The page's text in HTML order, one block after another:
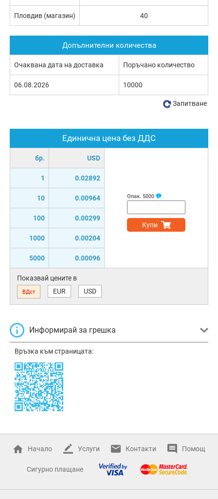
Единична цена без ДДС
бр. USD
1 0.02892
10 0.00964
100 0.00299
1000 0.00204
5000 0.00096
Опак. 5000
Купи
Показвай цените в
ВДст EUR USD
Информирай за грешка
Връзка към страницата:
Пловдив (магазин) 40
Допълнителни количества
Очаквана дата на доставка Поръчано количество
06.08.2026 10000
Запитване
Начало Услуги Контакти Помощ
Сигурно плащане